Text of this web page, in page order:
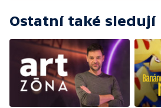
Ostatní také sledují